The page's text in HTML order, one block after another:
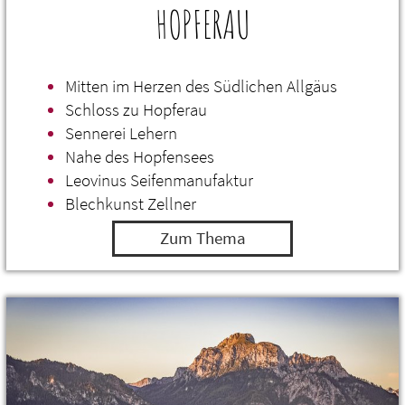
HOPFERAU
Mitten im Herzen des Südlichen Allgäus
Schloss zu Hopferau
Sennerei Lehern
Nahe des Hopfensees
Leovinus Seifenmanufaktur
Blechkunst Zellner
Zum Thema